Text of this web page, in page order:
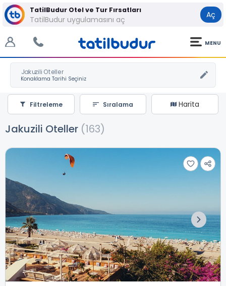
TatilBudur Otel ve Tur Fırsatları
TatilBudur uygulamasını aç Aç
MENU
Jakuzili Oteller
Harita
Sıralama
Filtreleme
Jakuzili Oteller (163)